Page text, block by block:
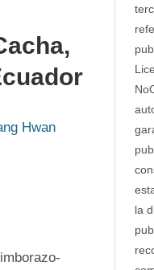
Hwan
la